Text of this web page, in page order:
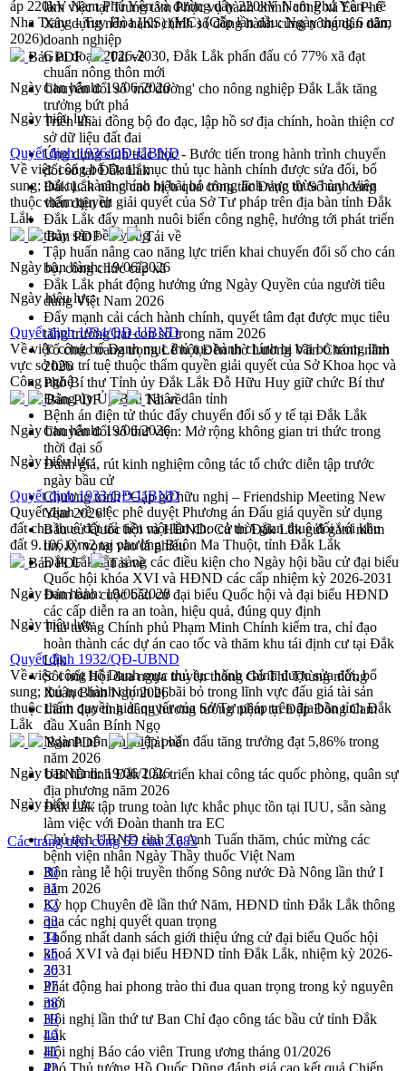
làm việc tại Trung tâm Phục vụ hành chính công xã Ea Phê
Xây dựng nền hành chính số đồng hành cùng nông dân dân,
doanh nghiệp
Giai đoạn 2026-2030, Đắk Lắk phấn đấu có 77% xã đạt
chuẩn nông thôn mới
Chuyển đổi số 'mở đường' cho nông nghiệp Đắk Lắk tăng
trưởng bứt phá
Triển khai đồng bộ đo đạc, lập hồ sơ địa chính, hoàn thiện cơ
sở dữ liệu đất đai
Ứng dụng sinh trắc học - Bước tiến trong hành trình chuyển
đổi số tại Đắk Lắk
Đắk Lắk nâng cao hiệu quả công tác Đảng từ Sổ tay đảng
viên điện tử
Đắk Lắk đẩy mạnh nuôi biển công nghệ, hướng tới phát triển
thủy sản bền vững
Tập huấn nâng cao năng lực triển khai chuyển đổi số cho cán
bộ, công chức cấp xã
Đắk Lắk phát động hưởng ứng Ngày Quyền của người tiêu
dùng Việt Nam 2026
Đẩy mạnh cải cách hành chính, quyết tâm đạt được mục tiêu
tăng trưởng hai con số trong năm 2026
Tổ chức trang trọng Lễ hội Đền thờ Lương Văn Chánh năm
2026
Phó Bí thư Tỉnh ủy Đắk Lắk Đỗ Hữu Huy giữ chức Bí thư
Đảng ủy Ủy Ban Nhân dân tỉnh
Bệnh án điện tử thúc đẩy chuyển đổi số y tế tại Đắk Lắk
Chuyển đổi số thư viện: Mở rộng không gian tri thức trong
thời đại số
Đánh giá, rút kinh nghiệm công tác tổ chức diễn tập trước
ngày bầu cử
Chương trình “Gặp gỡ hữu nghị – Friendship Meeting New
Year 2026”
Bầu cử Quốc hội và HĐND: Cử tri Đắk Lắk gửi gắm niềm
tin, kỳ vọng vào lá phiếu
Đắk Lắk sẵn sàng các điều kiện cho Ngày hội bầu cử đại biểu
Quốc hội khóa XVI và HĐND các cấp nhiệm kỳ 2026-2031
Đảm bảo cuộc bầu cử đại biểu Quốc hội và đại biểu HĐND
các cấp diễn ra an toàn, hiệu quả, đúng quy định
Thủ tướng Chính phủ Phạm Minh Chính kiểm tra, chỉ đạo
hoàn thành các dự án cao tốc và thăm khu tái định cư tại Đắk
Lắk
Sôi nổi Hội đua ngựa truyền thống Gò Thì Thùng mừng
Xuân Bính Ngọ 2026
Lãnh đạo tỉnh dâng hương tưởng niệm tại Đập Đồng Cam
đầu Xuân Bính Ngọ
Ngành nông nghiệp phấn đấu tăng trưởng đạt 5,86% trong
năm 2026
UBND tỉnh Đắk Lắk triển khai công tác quốc phòng, quân sự
địa phương năm 2026
Đắk Lắk tập trung toàn lực khắc phục tồn tại IUU, sẵn sàng
làm việc với Đoàn thanh tra EC
Chủ tịch UBND tỉnh Tạ Anh Tuấn thăm, chúc mừng các
bệnh viện nhân Ngày Thầy thuốc Việt Nam
Rộn ràng lễ hội truyền thống Sông nước Đà Nông lần thứ I
năm 2026
Kỳ họp Chuyên đề lần thứ Năm, HĐND tỉnh Đắk Lắk thông
qua các nghị quyết quan trọng
Thống nhất danh sách giới thiệu ứng cử đại biểu Quốc hội
khoá XVI và đại biểu HĐND tỉnh Đắk Lắk, nhiệm kỳ 2026-
2031
Phát động hai phong trào thi đua quan trọng trong kỷ nguyên
mới
Hội nghị lần thứ tư Ban Chỉ đạo công tác bầu cử tỉnh Đắk
Lắk
Hội nghị Báo cáo viên Trung ương tháng 01/2026
áp 220kV Nam Phú Yên và đường dây 220kV Nam Phú Yên - rẽ
Nha Trang - Tuy Hòa (KS) (MC) (Cấp lần đầu: Ngày tháng 6 năm
2026)
Bản PDF
Tải về
Ngày ban hành:19/06/2026
Ngày hiệu lực:
Quyết định 1936/QĐ-UBND
Về việc công bố Danh mục thủ tục hành chính được sửa đổi, bổ
sung; thủ tục hành chính bị bãi bỏ trong lĩnh vực thừa hành viên
thuộc thẩm quyền giải quyết của Sở Tư pháp trên địa bàn tỉnh Đắk
Lắk
Bản PDF
Tải về
Ngày ban hành:19/06/2026
Ngày hiệu lực:
Quyết định 1934/QĐ-UBND
Về việc công bố Danh mục thủ tục hành chính bị bãi bỏ trong lĩnh
vực sở hữu trí tuệ thuộc thẩm quyền giải quyết của Sở Khoa học và
Công nghệ
Bản PDF
Tải về
Ngày ban hành:19/06/2026
Ngày hiệu lực:
Quyết định 1933/QĐ-UBND
Quyết định về việc phê duyệt Phương án Đấu giá quyền sử dụng
đất cho thuê đất trả tiền một lần cho cả thời gian thuê đối với khu
đất 9.106,0 m2 tại phường Buôn Ma Thuột, tỉnh Đắk Lắk
Bản PDF
Tải về
Ngày ban hành:19/06/2026
Ngày hiệu lực:
Quyết định 1932/QĐ-UBND
Về việc công bố Danh mục thủ tục hành chính được sửa đổi, bổ
sung; thủ tục hành chính bị bãi bỏ trong lĩnh vực đấu giá tài sản
thuộc thẩm quyền giải quyết của Sở Tư pháp trên địa bàn tỉnh Đắk
Lắk
Bản PDF
Tải về
Ngày ban hành:19/06/2026
Ngày hiệu lực:
Các trang trên cổng 55 của 2.683
30
31
32
33
34
35
36
37
38
39
40
41